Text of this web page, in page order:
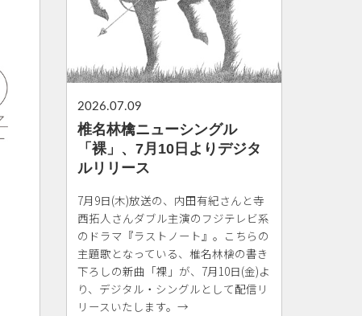
2026.07.09
椎名林檎ニューシングル
「裸」、7月10日よりデジタ
ルリリース
7月9日(木)放送の、内田有紀さんと寺
西拓人さんダブル主演のフジテレビ系
のドラマ『ラストノート』。こちらの
主題歌となっている、椎名林檎の書き
下ろしの新曲「裸」が、7月10日(金)よ
り、デジタル・シングルとして配信リ
リースいたします。→